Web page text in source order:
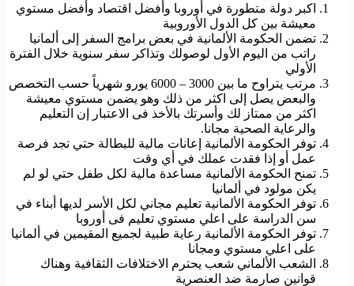
اكبر دولة متطورة في أوروبا وأفضل اقتصاد وأفضل مستوي
معيشة بين كل الدول الأوروبية
تضمن الحكومة الألمانية في بعض برامج السفر إلى ألمانيا
راتب من اليوم الأول لوصولك وتذاكر سفر سنوية خلال الفترة
الأولي
مرتب يتراوح ما بين 3000 – 6000 يورو شهرياً حسب التخصص
والبعض يصل إلى اكثر من ذلك وهو يضمن مستوي معيشة
اكثر من ممتاز لك وأسرتك بالأخذ فى الاعتبار إن التعليم
والرعاية الصحية مجانا.
توفر الحكومة الألمانية إعانات مالية للبطالة حتي تجد فرصة
عمل أو إذا فقدت عملك في أي وقت
تمنح الحكومة الألمانية مساعدة مالية لكل طفل حتي لو لم
يكن مولود في ألمانيا
توفر الحكومة الألمانية تعليم مجاني لكل الأسر لديها أبناء في
سن الدراسة على اعلي مستوي تعليم فى أوروبا
توفر الحكومة الألمانية رعاية طبية لجميع المقيمين في ألمانيا
على اعلي مستوي ومجانا
الشعب الألماني شعب يحترم الاختلافات الثقافية وهناك
قوانين صارمة ضد العنصرية